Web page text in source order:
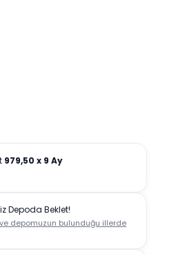
979,50 x 9 Ay
Depoda Beklet!
depomuzun bulunduğu illerde